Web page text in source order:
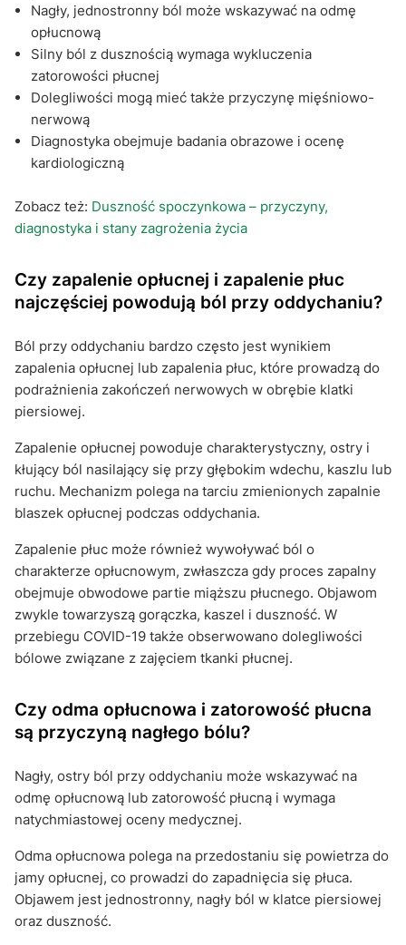
Nagły, jednostronny ból może wskazywać na odmę
opłucnową
Silny ból z dusznością wymaga wykluczenia
zatorowości płucnej
Dolegliwości mogą mieć także przyczynę mięśniowo-
nerwową
Diagnostyka obejmuje badania obrazowe i ocenę
kardiologiczną
Zobacz też: Duszność spoczynkowa – przyczyny,
diagnostyka i stany zagrożenia życia
Czy zapalenie opłucnej i zapalenie płuc
najczęściej powodują ból przy oddychaniu?
Ból przy oddychaniu bardzo często jest wynikiem
zapalenia opłucnej lub zapalenia płuc, które prowadzą do
podrażnienia zakończeń nerwowych w obrębie klatki
piersiowej.
Zapalenie opłucnej powoduje charakterystyczny, ostry i
kłujący ból nasilający się przy głębokim wdechu, kaszlu lub
ruchu. Mechanizm polega na tarciu zmienionych zapalnie
blaszek opłucnej podczas oddychania.
Zapalenie płuc może również wywoływać ból o
charakterze opłucnowym, zwłaszcza gdy proces zapalny
obejmuje obwodowe partie miąższu płucnego. Objawom
zwykle towarzyszą gorączka, kaszel i duszność. W
przebiegu COVID-19 także obserwowano dolegliwości
bólowe związane z zajęciem tkanki płucnej.
Czy odma opłucnowa i zatorowość płucna
są przyczyną nagłego bólu?
Nagły, ostry ból przy oddychaniu może wskazywać na
odmę opłucnową lub zatorowość płucną i wymaga
natychmiastowej oceny medycznej.
Odma opłucnowa polega na przedostaniu się powietrza do
jamy opłucnej, co prowadzi do zapadnięcia się płuca.
Objawem jest jednostronny, nagły ból w klatce piersiowej
oraz duszność.